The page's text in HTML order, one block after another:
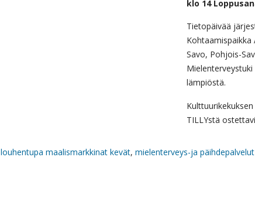
klo 14
Tietopäivää
Savo, Pohjois-
lämpiöstä.
TILLYstä
louhentupa maalismarkkinat kevät, mielenterveys-ja